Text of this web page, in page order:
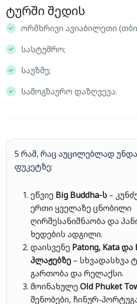
ტურში შედის
ორმხრივი ავიაბილეთი
სასტუმრო;
საუზმე;
სამოგზაურო დაზღვევა.
5 რამ, რაც აუცილებლად
ფუკეტზე:
ეწვიე Big Buddha-ს –
ერთი ყველაზე ცნობილი
ღირშესანიშნაობა და
ხედების ადგილი.
დაისვენე Patong, Kata და
პლაჟებზე – სხვადასხვა
გართობა და რელაქსი.
მოინახულეOld Phuket
შენობები, ჩინურ-